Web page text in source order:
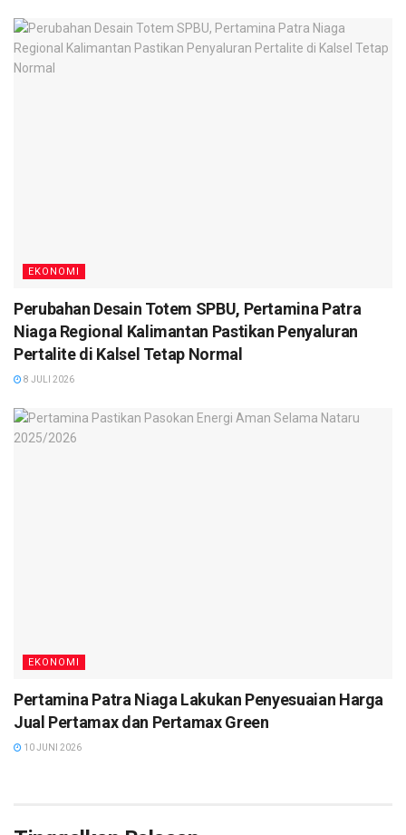
“Satgas Covid-19 Kota Palangka Raya juga akan
memaksimalkan tracking, sistem dan manajemen tracing,
EKONOMI
Perubahan Desain Totem SPBU, Pertamina Patra
Niaga Regional Kalimantan Pastikan Penyaluran
Pertalite di Kalsel Tetap Normal
8 JULI 2026
EKONOMI
Pertamina Patra Niaga Lakukan Penyesuaian Harga
Jual Pertamax dan Pertamax Green
10 JUNI 2026